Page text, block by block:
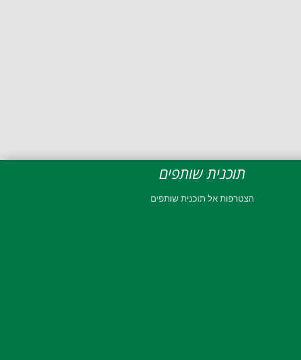
תוכנית שותפים
הצטרפות אל תוכנית שותפים